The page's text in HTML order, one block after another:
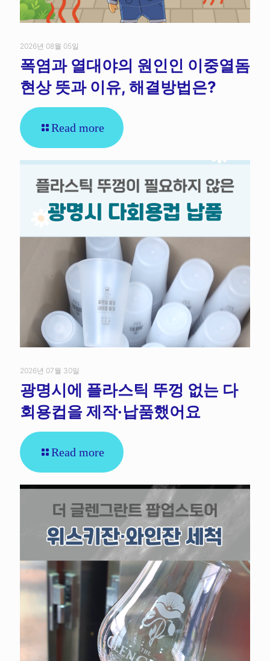
2026년 08월 05일
폭염과 열대야의 원인인 이중열돔
현상 뜻과 이유, 해결방법은?
Read more
2026년 07월 30일
광명시에 플라스틱 뚜껑 없는 다
회용컵을 제작·납품했어요
Read more